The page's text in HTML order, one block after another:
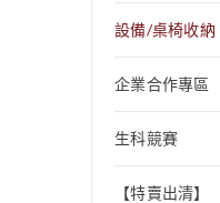
設備/桌椅收納
企業合作專區
生科競賽
【特賣出清】